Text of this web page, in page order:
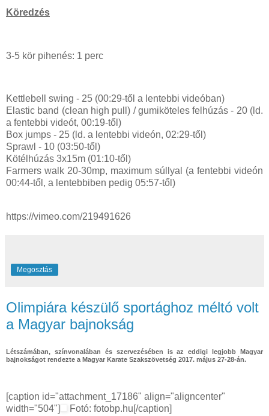
Köredzés
3-5 kör pihenés: 1 perc
Kettlebell swing - 25 (00:29-től a lentebbi videóban)
Elastic band (clean high pull) / gumiköteles felhúzás - 20 (ld.
a fentebbi videót, 00:19-től)
Box jumps - 25 (ld. a lentebbi videón, 02:29-től)
Sprawl - 10 (03:50-től)
Kötélhúzás 3x15m (01:10-től)
Farmers walk 20-30mp, maximum súllyal (a fentebbi videón
00:44-től, a lentebbiben pedig 05:57-től)
https://vimeo.com/219491626
Megosztás
Olimpiára készülő sportághoz méltó volt
a Magyar bajnokság
Létszámában, színvonalában és szervezésében is az eddigi legjobb Magyar
bajnokságot rendezte a Magyar Karate Szakszövetség 2017. május 27-28-án.
[caption id="attachment_17186" align="aligncenter"
width="504"]
Fotó: fotobp.hu[/caption]